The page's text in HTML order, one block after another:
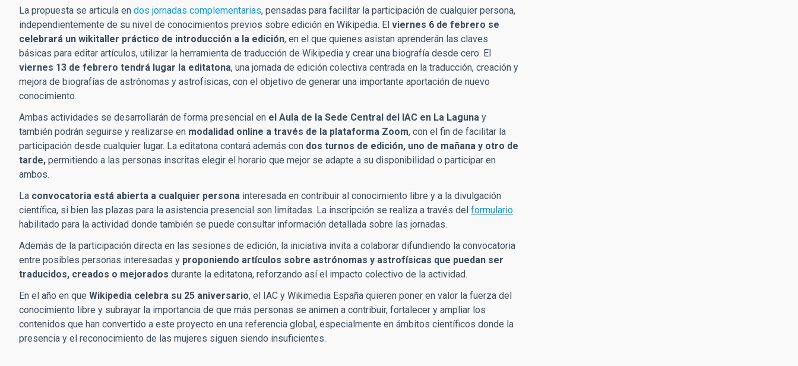
La propuesta se articula en dos jornadas complementarias, pensadas para facilitar la participación de cualquier persona,
independientemente de su nivel de conocimientos previos sobre edición en Wikipedia. El viernes 6 de febrero se
celebrará un wikitaller práctico de introducción a la edición, en el que quienes asistan aprenderán las claves
básicas para editar artículos, utilizar la herramienta de traducción de Wikipedia y crear una biografía desde cero. El
viernes 13 de febrero tendrá lugar la editatona, una jornada de edición colectiva centrada en la traducción, creación y
mejora de biografías de astrónomas y astrofísicas, con el objetivo de generar una importante aportación de nuevo
conocimiento.
Ambas actividades se desarrollarán de forma presencial en el Aula de la Sede Central del IAC en La Laguna y
también podrán seguirse y realizarse en modalidad online a través de la plataforma Zoom, con el fin de facilitar la
participación desde cualquier lugar. La editatona contará además con dos turnos de edición, uno de mañana y otro de
tarde, permitiendo a las personas inscritas elegir el horario que mejor se adapte a su disponibilidad o participar en
ambos.
La convocatoria está abierta a cualquier persona interesada en contribuir al conocimiento libre y a la divulgación
científica, si bien las plazas para la asistencia presencial son limitadas. La inscripción se realiza a través del formulario
habilitado para la actividad donde también se puede consultar información detallada sobre las jornadas.
Además de la participación directa en las sesiones de edición, la iniciativa invita a colaborar difundiendo la convocatoria
entre posibles personas interesadas y proponiendo artículos sobre astrónomas y astrofísicas que puedan ser
traducidos, creados o mejorados durante la editatona, reforzando así el impacto colectivo de la actividad.
En el año en que Wikipedia celebra su 25 aniversario, el IAC y Wikimedia España quieren poner en valor la fuerza del
conocimiento libre y subrayar la importancia de que más personas se animen a contribuir, fortalecer y ampliar los
contenidos que han convertido a este proyecto en una referencia global, especialmente en ámbitos científicos donde la
presencia y el reconocimiento de las mujeres siguen siendo insuficientes.